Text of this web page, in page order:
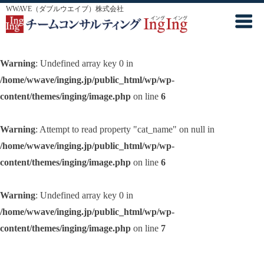
WWAVE（ダブルウエイブ）株式会社
Warning: Undefined array key 0 in
/home/wwave/inging.jp/public_html/wp/wp-
content/themes/inging/image.php on line 6
Warning: Attempt to read property "cat_name" on null in
/home/wwave/inging.jp/public_html/wp/wp-
content/themes/inging/image.php on line 6
Warning: Undefined array key 0 in
/home/wwave/inging.jp/public_html/wp/wp-
content/themes/inging/image.php on line 7